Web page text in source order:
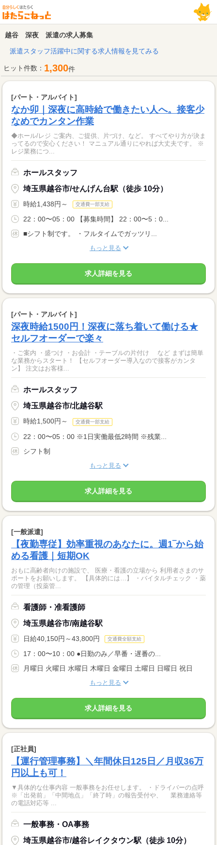
越谷 深夜 派遣の求人募集
派遣スタッフ活躍中に関する求人情報を見てみる
ヒット件数： 1,300件
[パート・アルバイト]
なか卯｜深夜に高時給で働きたい人へ。接客少
なめでカンタン作業
◆ホール/レジ ご案内、ご提供、片づけ、など。 すべてやり方が決ま
ってるので安心ください！ マニュアル通りにやれば大丈夫です。 ※
レジ業務につ...
ホールスタッフ
埼玉県越谷市/せんげん台駅（徒歩 10分）
時給1,438円～ 交通費一部支給
22：00〜05：00 【募集時間】 22：00〜5：0...
■シフト制です。 ・フルタイムでガッツリ...
もっと見る
求人詳細を見る
[パート・アルバイト]
深夜時給1500円！深夜に落ち着いて働ける★
セルフオーダーで楽々
・ご案内 ・盛つけ ・お会計 ・テーブルの片付け など まずは簡単
な業務からスタート！ 【セルフオーダー導入なので接客がカンタ
ン】 注文はお客様...
ホールスタッフ
埼玉県越谷市/北越谷駅
時給1,500円～ 交通費一部支給
22：00〜05：00 ※1日実働最低2時間 ※残業...
シフト制
もっと見る
求人詳細を見る
[一般派遣]
【夜勤専従】効率重視のあなたに。週1‾から始
める看護｜短期OK
おもに高齢者向けの施設で、 医療・看護の立場から 利用者さまのサ
ポートをお願いします。 【具体的には…】 ・バイタルチェック ・薬
の管理（投薬管...
看護師・准看護師
埼玉県越谷市/南越谷駅
日給40,150円～43,800円 交通費全額支給
17：00〜10：00 ●日勤のみ／早番・遅番の...
月曜日 火曜日 水曜日 木曜日 金曜日 土曜日 日曜日 祝日
もっと見る
求人詳細を見る
[正社員]
【運行管理事務】＼年間休日125日／月収36万
円以上も可！
▼具体的な仕事内容 一般事務をお任せします。 ・ドライバーの点呼
※「出発前」「中間地点」「終了時」の報告受付や、 業務連絡等
の電話対応等 ...
一般事務・OA事務
埼玉県越谷市/越谷レイクタウン駅（徒歩 10分）